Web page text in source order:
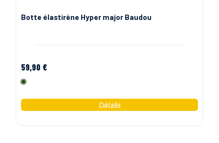
Botte élastirène Hyper major Baudou
59,90 €
Olive